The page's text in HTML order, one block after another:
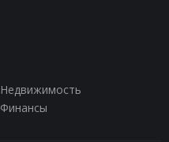
Недвижимость
Финансы